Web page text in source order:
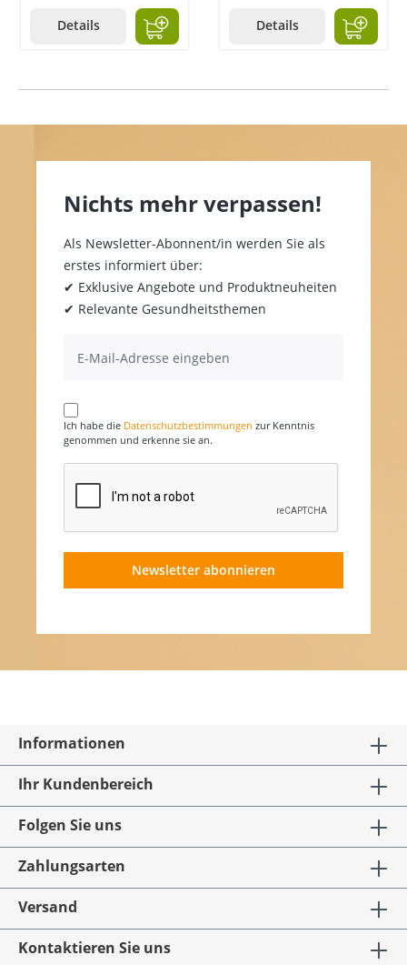
Details Details
Nichts mehr verpassen!
Als Newsletter-Abonnent/in werden Sie als
erstes informiert über:
✔ Exklusive Angebote und Produktneuheiten
✔ Relevante Gesundheitsthemen
Ich habe die Datenschutzbestimmungen zur Kenntnis
genommen und erkenne sie an.
Newsletter abonnieren
Informationen
Ihr Kundenbereich
Folgen Sie uns
Zahlungsarten
Versand
Kontaktieren Sie uns